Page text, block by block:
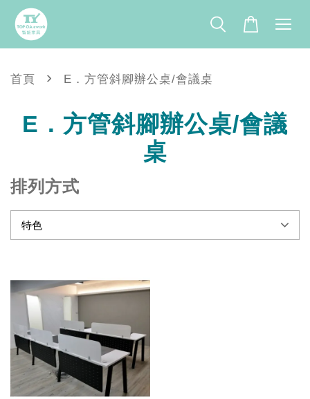
首頁 › E．方管斜腳辦公桌/會議桌
E．方管斜腳辦公桌/會議
桌
排列方式